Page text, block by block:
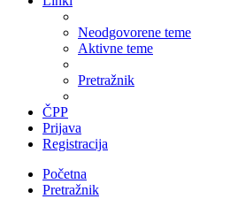
Neodgovorene teme
Aktivne teme
Pretražnik
ČPP
Prijava
Registracija
Početna
Pretražnik